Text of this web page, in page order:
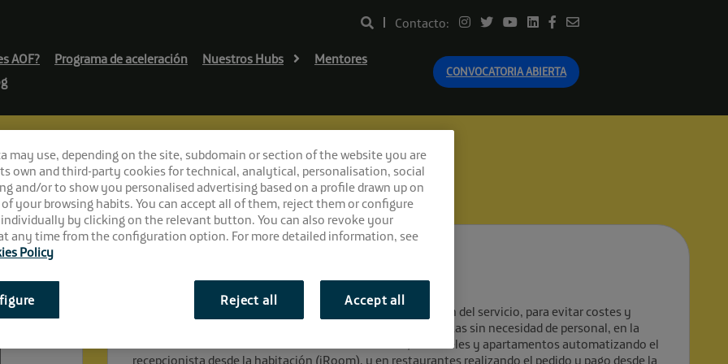
Contacto:
AOF? Programa de aceleración Nuestros Hubs
Mentores
CONVOCATORIA ABIERTA
¿Qué es iUrban?
iUrban.es es una startup especializada en la automatización del servicio, para evitar costes y
generar ingresos, interactuando con los ciudadanos y turistas sin necesidad de personal, en la
ciudad reconvirtiendo el mobiliario en oficinas 24h, en hoteles y apartamentos automatizando el
recepcionista desde la habitación (iRoom), y en restaurantes realizando el pedido y pago desde la
may use, depending on the site, subdomain or section of the website you are
own and third-party cookies for technical, analytical, personalisation, social
and/or to show you personalised advertising based on a profile drawn up on
your browsing habits. You can accept all of them, reject them or configure
by clicking on the relevant button. You can also revoke your
any time from the configuration option. For more detailed information, see
Policy
Reject all Accept all